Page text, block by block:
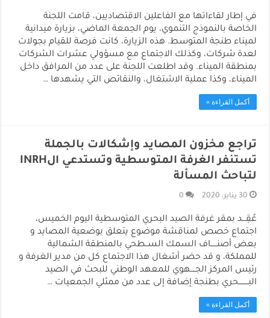
في إطار لقاءاتها مع الفاعلين الاقتصاديين، قامت اللجنة
الخاصة بالنموذج التنموي، يوم الجمعة الماضي، بزيارة ميدانية
لميناء طنجة المتوسط. هذه الزيارة، كانت فرصة للقيام بجولات
لعدة شركات، وكذلك الاجتماع مع مسؤولي عشرات الشركات
بمنطقة الميناء. وقد اطلعت اللجنة على عدد من المرافق داخل
الميناء، وكذا عملية الاشتغال، والنقائص التي يشهدها …
أكمل القراءة »
تراجع مخزون المصايد وإشكالات بالجملة
تستنفر الغرفة المتوسطية وتستدعي الINRH
لتباحث المسألة
30 يناير، 2020 0
عُقِـــد بمقر غرفة الصيد البحري المتوسطية اليوم الخميس،
اجتماع خصص لمناقشة موضوع يتعلق بوضعية المصايد و
بعض أصنـــــاف السمك الســطحي بالمنطقة الشمالية
للمملكة، و قد حضر أشغال هذا الاجتماع كل من مدير الغرفة و
رئيس المركز الجــــهوي للمعهد الوطني للبحث في الصيد
البــــــــحري بطنجة إضافة إلى عدد من ممثلي الجمعيات …
أكمل القراءة »